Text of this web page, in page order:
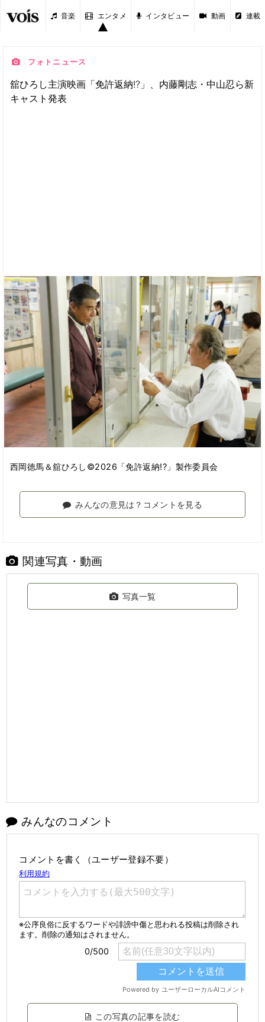
音楽 エンタメ インタビュー 動画 連載
フォトニュース
舘ひろし主演映画「免許返納!?」、内藤剛志・中山忍ら新
キャスト発表
西岡徳馬＆舘ひろし©2026「免許返納!?」製作委員会
みんなの意見は？コメントを見る
関連写真・動画
写真一覧
みんなのコメント
コメントを書く（ユーザー登録不要）
この写真の記事を読む